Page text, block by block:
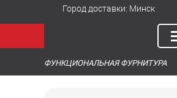
Город доставки: Минск
ФУНКЦИОНАЛЬНАЯ ФУРНИТУРА